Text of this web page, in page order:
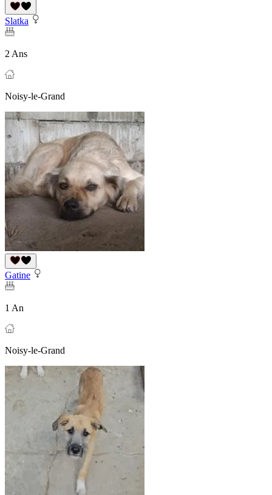
Slatka
2 Ans
Noisy-le-Grand
Gatine
1 An
Noisy-le-Grand